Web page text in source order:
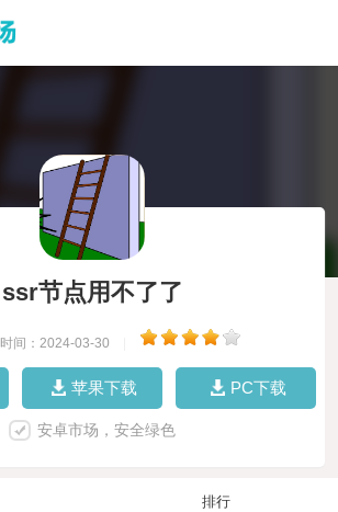
ssr节点用不了了
时间：2024-03-30
苹果下载 PC下载
安卓市场，安全绿色
排行